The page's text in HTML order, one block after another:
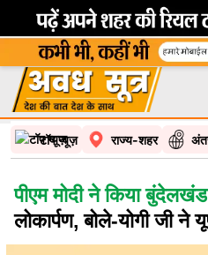
टॉप न्यूज़ राज्य-शहर
पीएम मोदी ने किया
लोकार्पण, बोले-योगी जी ने